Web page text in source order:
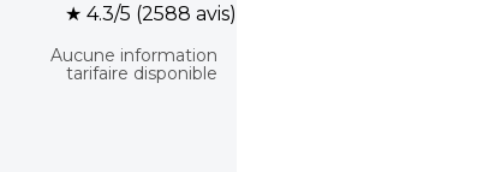
★ 4.3/5 (2588 avis)
Aucune information
tarifaire disponible